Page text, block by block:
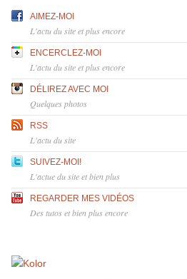
AIMEZ-MOI
L'actu du site et plus encore
ENCERCLEZ-MOI
L'actu du site et plus encore
DÉLIREZ AVEC MOI
Quelques photos
RSS
L'actu du site
SUIVEZ-MOI!
L'actue du site et bien plus
REGARDER MES VIDÉOS
Des tutos et bien plus encore